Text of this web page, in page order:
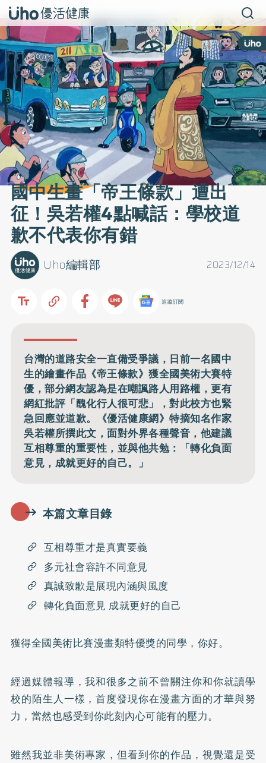
國中生畫「帝王條款」遭出
征！吳若權4點喊話：學校道
歉不代表你有錯
2023/12/14
Uho編輯部
追蹤訂閱
台灣的道路安全一直備受爭議，日前一名國中
生的繪畫作品《帝王條款》獲全國美術大賽特
優，部分網友認為是在嘲諷路人用路權，更有
網紅批評「醜化行人很可悲」，對此校方也緊
急回應並道歉。《優活健康網》特摘知名作家
吳若權所撰此文，面對外界各種聲音，他建議
互相尊重的重要性，並與他共勉：「轉化負面
意見，成就更好的自己。」
本篇文章目錄
互相尊重才是真實要義
多元社會容許不同意見
真誠致歉是展現內涵與風度
轉化負面意見 成就更好的自己
獲得全國美術比賽漫畫類特優獎的同學，你好。
經過媒體報導，我和很多之前不曾關注你和你就讀學
校的陌生人一樣，首度發現你在漫畫方面的才華與努
力，當然也感受到你此刻內心可能有的壓力。
雖然我並非美術專家，但看到你的作品，視覺還是受